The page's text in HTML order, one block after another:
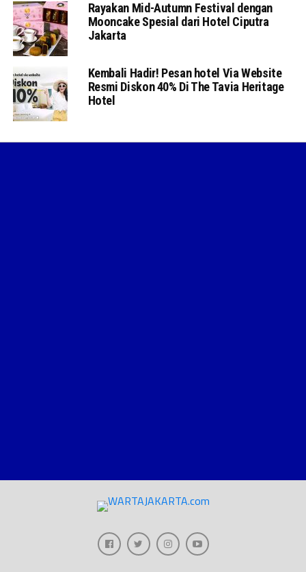
Rayakan Mid-Autumn Festival dengan
Mooncake Spesial dari Hotel Ciputra
Jakarta
Kembali Hadir! Pesan hotel Via Website
Resmi Diskon 40% Di The Tavia Heritage
Hotel